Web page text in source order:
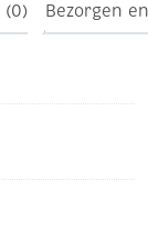
(0) Bezorgen